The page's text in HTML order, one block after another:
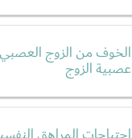
الخوف من الزوج
عصبية الزوج